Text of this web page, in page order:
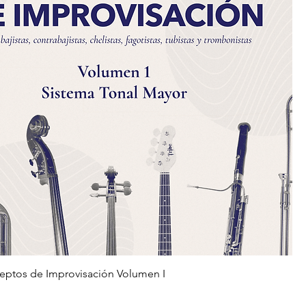
de Improvisación Volumen I